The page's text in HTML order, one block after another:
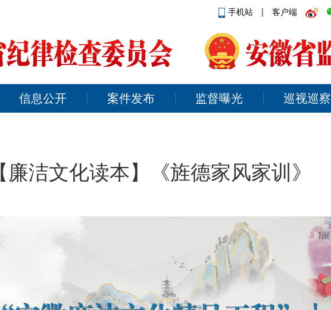
手机站 | 客户端
信息公开 案件发布 监督曝光 巡视巡察
【廉洁文化读本】《旌德家风家训》